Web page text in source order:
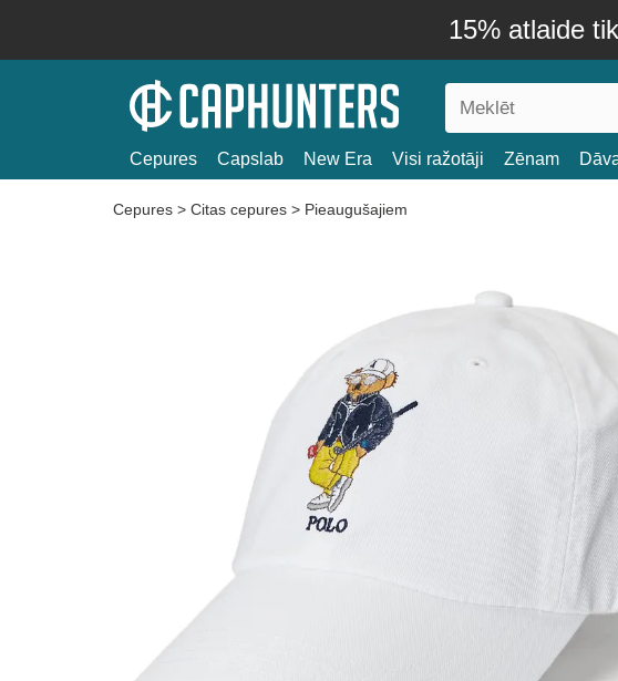
15% atlaide
Cepures Capslab New Era Visi ražotāji Zēnam
Cepures > Citas cepures > Pieaugušajiem